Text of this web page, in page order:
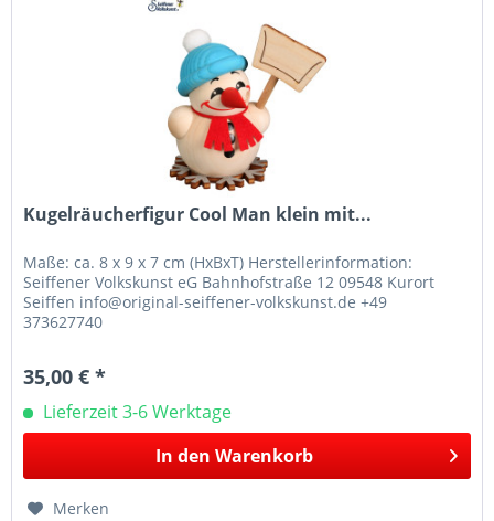
Kugelräucherfigur Cool Man klein mit...
Maße: ca. 8 x 9 x 7 cm (HxBxT) Herstellerinformation:
Seiffener Volkskunst eG Bahnhofstraße 12 09548 Kurort
Seiffen info@original-seiffener-volkskunst.de +49
373627740
35,00 € *
Lieferzeit 3-6 Werktage
In den Warenkorb
Merken